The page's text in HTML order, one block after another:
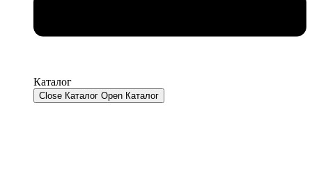
Каталог
Close Каталог Open Каталог